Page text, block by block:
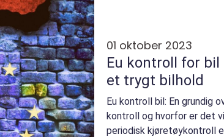
01 oktober 2023
Eu kontroll for
et trygt bilhold
Eu kontroll bil: En grundig
kontroll og hvorfor er det
periodisk kjøretøykontroll